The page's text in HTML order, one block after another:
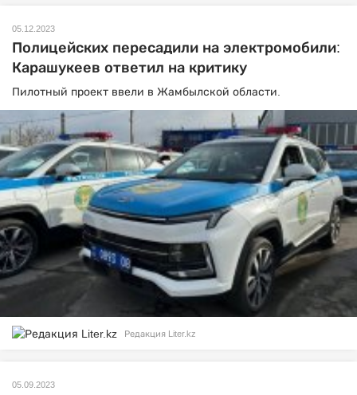
05.12.2023
Полицейских пересадили на электромобили:
Карашукеев ответил на критику
Пилотный проект ввели в Жамбылской области.
Редакция Liter.kz
05.09.2023